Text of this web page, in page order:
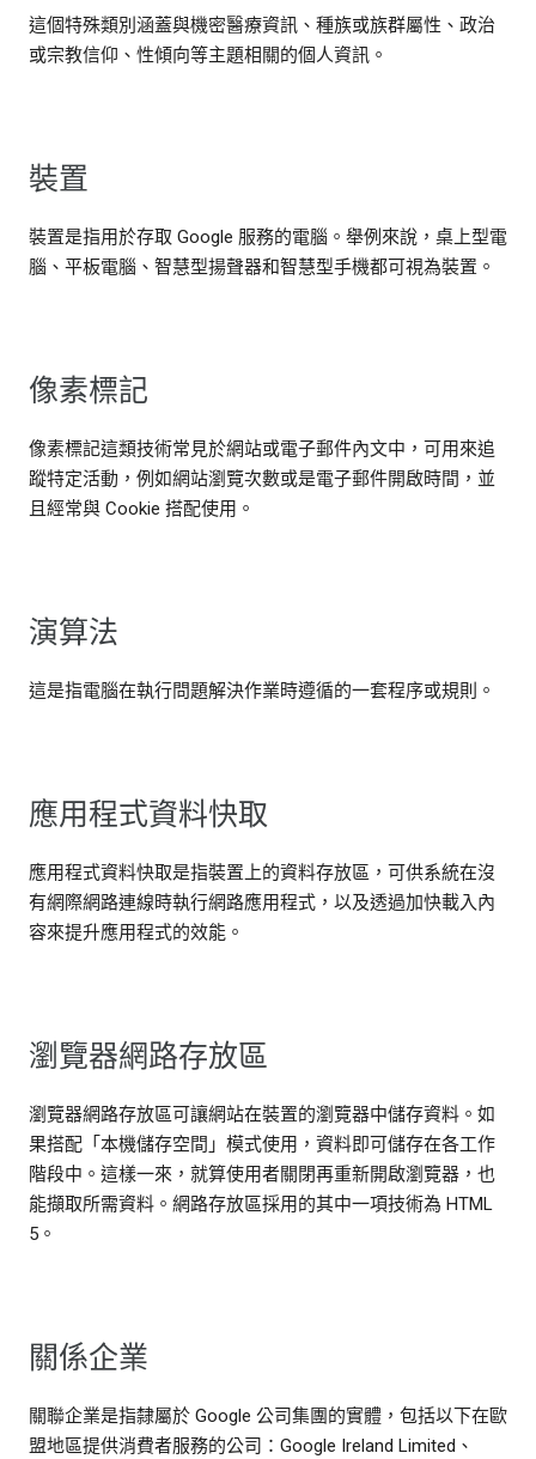
這個特殊類別涵蓋與機密醫療資訊、種族或族群屬性、政治
或宗教信仰、性傾向等主題相關的個人資訊。
裝置
裝置是指用於存取 Google 服務的電腦。舉例來說，桌上型電
腦、平板電腦、智慧型揚聲器和智慧型手機都可視為裝置。
像素標記
像素標記這類技術常見於網站或電子郵件內文中，可用來追
蹤特定活動，例如網站瀏覽次數或是電子郵件開啟時間，並
且經常與 Cookie 搭配使用。
演算法
這是指電腦在執行問題解決作業時遵循的一套程序或規則。
應用程式資料快取
應用程式資料快取是指裝置上的資料存放區，可供系統在沒
有網際網路連線時執行網路應用程式，以及透過加快載入內
容來提升應用程式的效能。
瀏覽器網路存放區
瀏覽器網路存放區可讓網站在裝置的瀏覽器中儲存資料。如
果搭配「本機儲存空間」模式使用，資料即可儲存在各工作
階段中。這樣一來，就算使用者關閉再重新開啟瀏覽器，也
能擷取所需資料。網路存放區採用的其中一項技術為 HTML
5。
關係企業
關聯企業是指隸屬於 Google 公司集團的實體，包括以下在歐
盟地區提供消費者服務的公司：Google Ireland Limited、